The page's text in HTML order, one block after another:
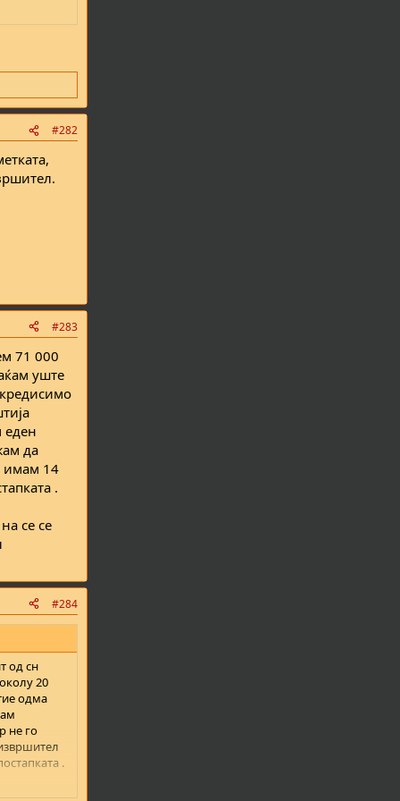
#282
#283
71 000
уште
еден
да
имам 14
.
се се
#284
од сн
20
одма
не го
.
000 со се